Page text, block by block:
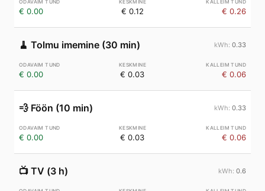
€ 0.00 € 0.12 € 0.26
🧹 Tolmu imemine (30 min) 0.33
€ 0.00 € 0.03 € 0.06
💨 Föön (10 min) 0.33
€ 0.00 € 0.03 € 0.06
📺 TV (3 h) 0.6